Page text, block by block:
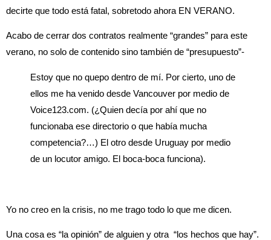
decirte que todo está fatal, sobretodo ahora EN VERANO.
Acabo de cerrar dos contratos realmente “grandes” para este
verano, no solo de contenido sino también de “presupuesto”-
Estoy que no quepo dentro de mí. Por cierto, uno de
ellos me ha venido desde Vancouver por medio de
Voice123.com. (¿Quien decía por ahí que no
funcionaba ese directorio o que había mucha
competencia?…) El otro desde Uruguay por medio
de un locutor amigo. El boca-boca funciona).
Yo no creo en la crisis, no me trago todo lo que me dicen.
Una cosa es “la opinión” de alguien y otra “los hechos que hay”.